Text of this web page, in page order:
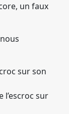
un faux
sur son
l’escroc sur